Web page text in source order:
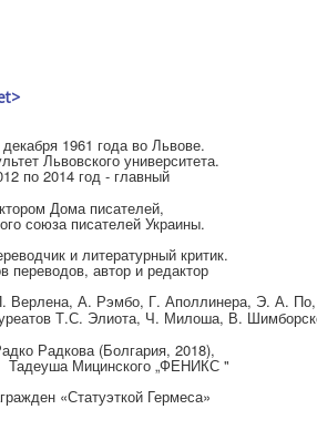
1961 года во Львове.
Львовского университета.
по 2014 год - главный
Дома писателей,
союза писателей Украины.
и литературный критик.
переводов, автор и редактор
Верлена, А. Рэмбо, Г. Аполлинера, Э. А. По,
Т.С. Элиота, Ч. Милоша, В.
Радкова (Болгария, 2018),
Тадеуша Мицинского „ФЕНИКС "
«Статуэткой Гермеса»